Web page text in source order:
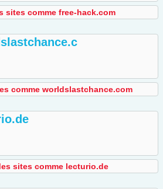
sites comme free-hack.com
comme worldslastchance.com
sites comme lecturio.de